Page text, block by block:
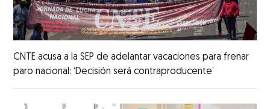
CNTE acusa a la SEP de adelantar vacaciones para frenar
paro nacional: ‘Decisión será contraproducente’